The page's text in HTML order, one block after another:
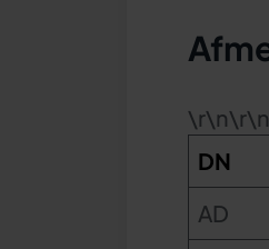
DN
AD